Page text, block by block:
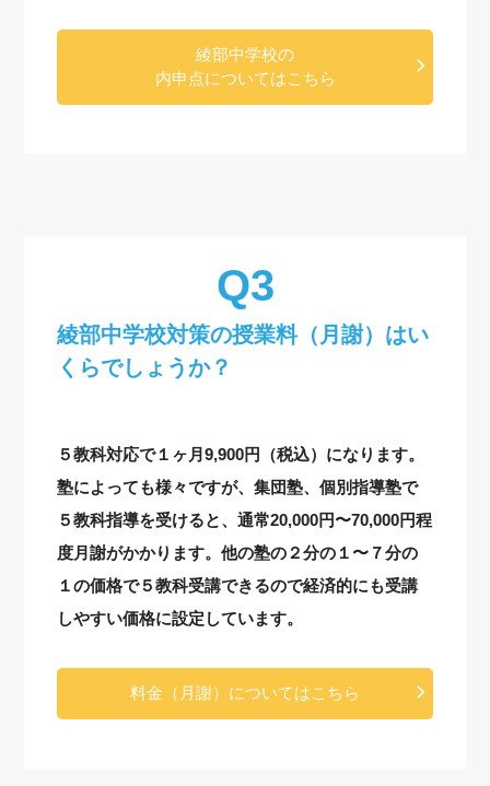
綾部中学校の
内申点についてはこちら
綾部中学校対策の授業料（月謝）はい
くらでしょうか？
５教科対応で１ヶ月9,900円（税込）になります。
塾によっても様々ですが、集団塾、個別指導塾で
５教科指導を受けると、通常20,000円〜70,000円程
度月謝がかかります。他の塾の２分の１〜７分の
１の価格で５教科受講できるので経済的にも受講
しやすい価格に設定しています。
料金（月謝）についてはこちら